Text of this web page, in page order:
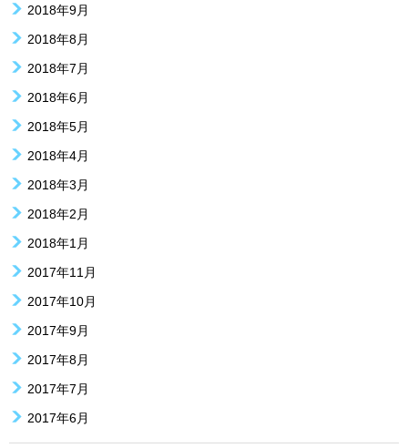
2018年9月
2018年8月
2018年7月
2018年6月
2018年5月
2018年4月
2018年3月
2018年2月
2018年1月
2017年11月
2017年10月
2017年9月
2017年8月
2017年7月
2017年6月